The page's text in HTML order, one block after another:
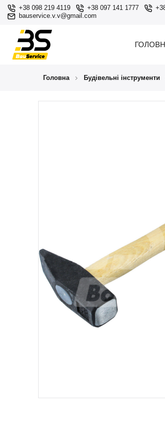
+38 098 219 4119 +38 097 141 1777
bauservice.v.v@gmail.com
Головна Будівельні інструменти